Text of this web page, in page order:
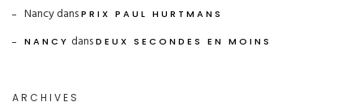
NancydansPRIX PAUL HURTMANS
NANCY dansDEUX SECONDES EN MOINS
ARCHIVES